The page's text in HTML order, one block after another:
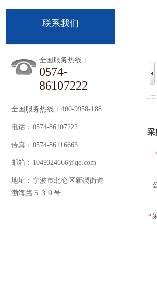
采
*
联系我们
全国服务热线：
0574-
86107222
全国服务热线：400-9958-188
电话：0574-86107222
传真：0574-86116663
邮箱：1049324666@qq.com
地址：宁波市北仑区新碶街道
渤海路５３９号